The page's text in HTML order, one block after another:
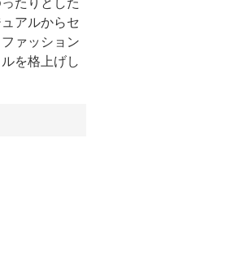
たりとした
アルからセ
ァッション
を格上げし